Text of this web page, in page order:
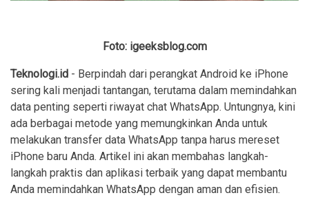
Foto: igeeksblog.com
Teknologi.id - Berpindah dari perangkat Android ke iPhone
sering kali menjadi tantangan, terutama dalam memindahkan
data penting seperti riwayat chat WhatsApp. Untungnya, kini
ada berbagai metode yang memungkinkan Anda untuk
melakukan transfer data WhatsApp tanpa harus mereset
iPhone baru Anda. Artikel ini akan membahas langkah-
langkah praktis dan aplikasi terbaik yang dapat membantu
Anda memindahkan WhatsApp dengan aman dan efisien.